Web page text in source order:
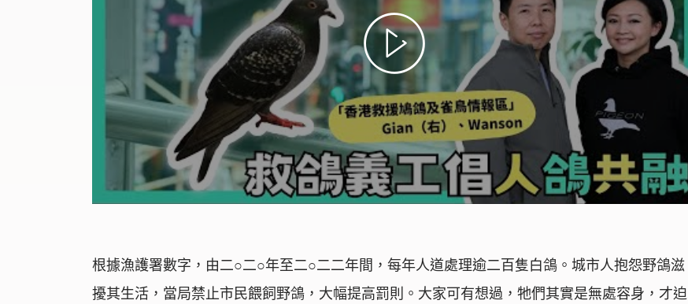
根據漁護署數字，由二○二○年至二○二二年間，每年人道處理逾二百隻白鴿。城市人抱怨野鴿滋
擾其生活，當局禁止市民餵飼野鴿，大幅提高罰則。大家可有想過，牠們其實是無處容身，才迫